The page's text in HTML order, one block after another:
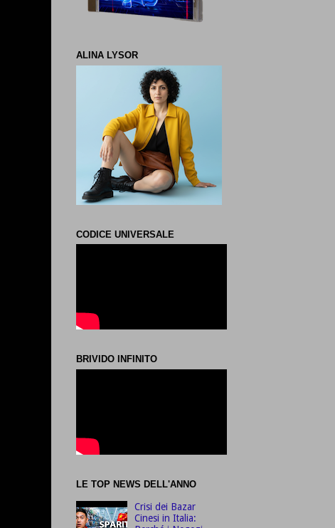
ALINA LYSOR
CODICE UNIVERSALE
BRIVIDO INFINITO
LE TOP NEWS DELL'ANNO
Crisi dei Bazar
Cinesi in Italia: